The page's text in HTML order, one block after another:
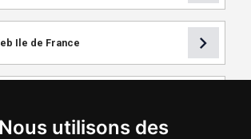
Nous utilisons des
Ile de France chevron_right